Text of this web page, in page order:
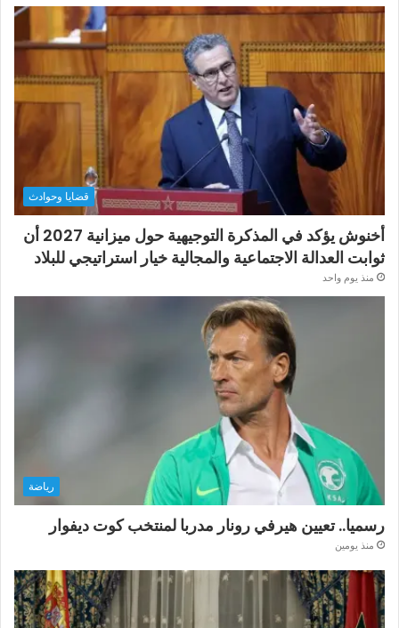
قضايا وحوادث
أخنوش يؤكد في المذكرة التوجيهية حول ميزانية 2027 أن
ثوابت العدالة الاجتماعية والمجالية خيار استراتيجي للبلاد
منذ يوم واحد
رياضة
رسميا.. تعيين هيرفي رونار مدربا لمنتخب كوت ديفوار
منذ يومين